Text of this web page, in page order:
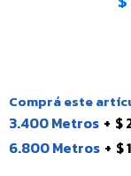
Comprá este
3.400 Metros $
6.800 Metros $